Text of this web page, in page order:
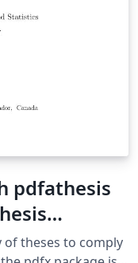
pdfathesis
theses to comply